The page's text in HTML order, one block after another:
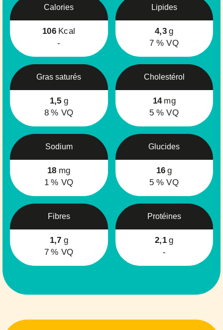
Calories
106 Kcal
-
Lipides
4,3 g
7 % VQ
Gras saturés
1,5 g
8 % VQ
Cholestérol
14 mg
5 % VQ
Sodium
18 mg
1 % VQ
Glucides
16 g
5 % VQ
Fibres
1,7 g
7 % VQ
Protéines
2,1 g
-